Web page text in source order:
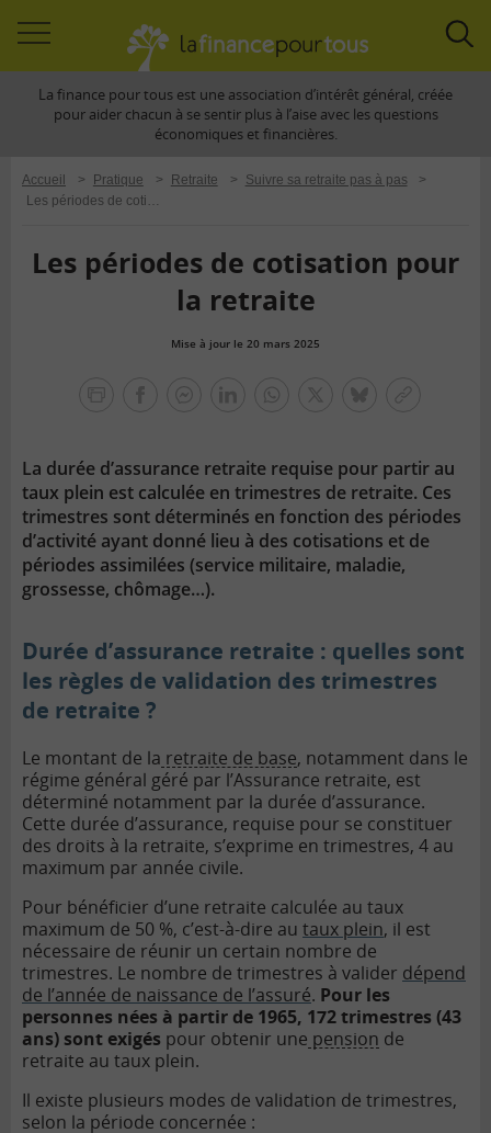
àLa finance pour tous est une association d’intérêt général, créée
pour aider chacun à se sentir plus à l’aise avec les questions
économiques et financières.
Accueil > Pratique > Retraite > Suivre sa retraite pas à pas
>
Les périodes de cotisation pour la retraite
Les périodes de cotisation pour
la retraite
Mise à jour le 20 mars 2025
La durée d’assurance retraite requise pour partir au
taux plein est calculée en trimestres de retraite. Ces
trimestres sont déterminés en fonction des périodes
d’activité ayant donné lieu à des cotisations et de
périodes assimilées (service militaire, maladie,
grossesse, chômage…).
Durée d’assurance retraite : quelles sont
les règles de validation des trimestres
de retraite ?
Le montant de la retraite de base, notamment dans le
régime général géré par l’Assurance retraite, est
déterminé notamment par la durée d’assurance.
Cette durée d’assurance, requise pour se constituer
des droits à la retraite, s’exprime en trimestres, 4 au
maximum par année civile.
Pour bénéficier d’une retraite calculée au taux
maximum de 50 %, c’est-à-dire au taux plein, il est
nécessaire de réunir un certain nombre de
trimestres. Le nombre de trimestres à valider dépend
de l’année de naissance de l’assuré. Pour les
personnes nées à partir de 1965, 172 trimestres (43
ans) sont exigés pour obtenir une pension de
retraite au taux plein.
Il existe plusieurs modes de validation de trimestres,
selon la période concernée :